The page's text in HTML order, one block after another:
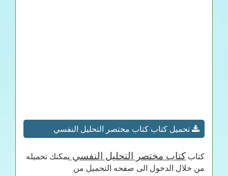
تحميل كتاب كتاب مختصر التحليل النفسي
كتاب كتاب مختصر التحليل النفسي يمكنك تحميله
من خلال الدخول الى صفحه التحميل من